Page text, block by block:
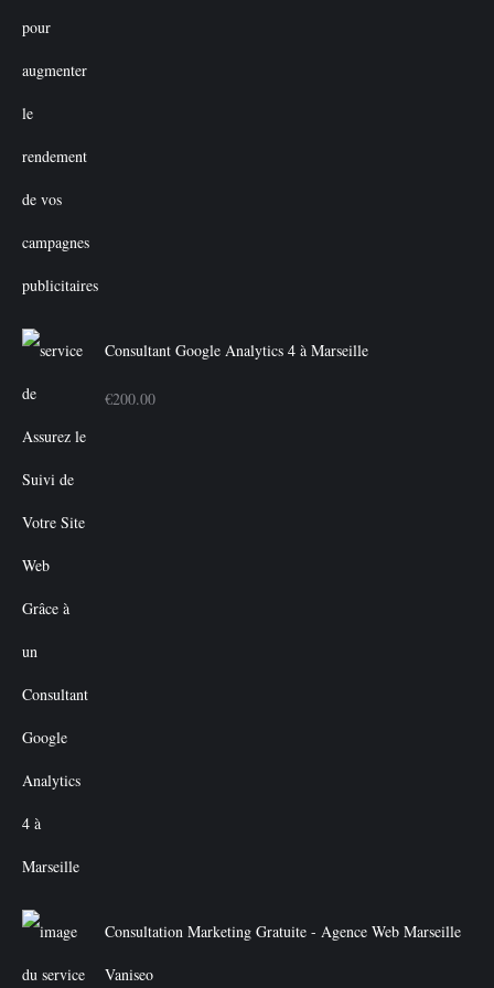
Consultant Google Analytics 4 à Marseille
€200.00
Consultation Marketing Gratuite - Agence Web Marseille
Vaniseo